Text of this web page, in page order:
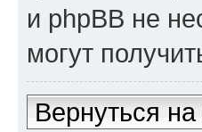
и phpBB не
могут
Вернуться